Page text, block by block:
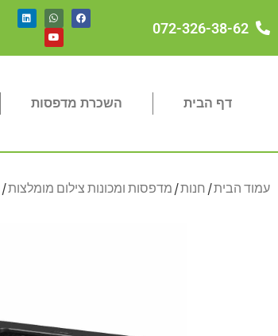
072-326-38-62
דף הבית השכרת מדפסות
עמוד הבית/ חנות/ מדפסות ומכונות צילום מומלצות/